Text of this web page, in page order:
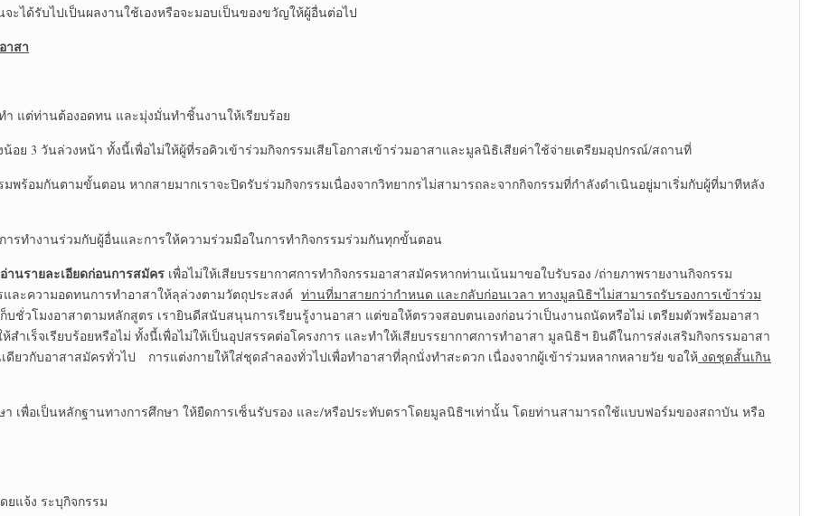
บไปเป็นผลงานใช้เองหรือจะมอบเป็นของขวัญให้ผู้อื่นต่อไป
าสา
แต่ท่านต้องอดทน และมุ่งมั่นทำชิ้นงานให้เรียบร้อย
อย 3 วันล่วงหน้า ทั้งนี้เพื่อไม่ให้ผู้ที่รอคิวเข้าร่วมกิจกรรมเสียโอกาสเข้าร่วมอาสาและมูลนิธิเสียค่าใช้จ่ายเตรียมอุปกรณ์/สถานที่
มพร้อมกันตามขั้นตอน หากสายมากเราจะปิดรับร่วมกิจกรรมเนื่องจากวิทยากรไม่สามารถละจากกิจกรรมที่กำลังดำเนินอยู่มาเริ่มกับผู้ที่มาทีหลัง
ารทำงานร่วมกับผู้อื่นและการให้ความร่วมมือในการทำกิจกรรมร่วมกันทุกขั้นตอน
านรายละเอียดก่อนการสมัคร เพื่อไม่ให้เสียบรรยากาศการทำกิจกรรมอาสาสมัครหากท่านเน้นมาขอใบรับรอง /ถ่ายภาพรายงานกิจกรรม
และความอดทนการทำอาสาให้ลุล่วงตามวัตถุประสงค์ ท่านที่มาสายกว่ากำหนด และกลับก่อนเวลา ทางมูลนิธิฯไม่สามารถรับรองการเข้าร่วม
บชั่วโมงอาสาตามหลักสูตร เรายินดีสนับสนุนการเรียนรู้งานอาสา แต่ขอให้ตรวจสอบตนเองก่อนว่าเป็นงานถนัดหรือไม่ เตรียมตัวพร้อมอาสา
ำเร็จเรียบร้อยหรือไม่ ทั้งนี้เพื่อไม่ให้เป็นอุปสรรคต่อโครงการ และทำให้เสียบรรยากาศการทำอาสา มูลนิธิฯ ยินดีในการส่งเสริมกิจกรรมอาสา
ยวกับอาสาสมัครทั่วไป การแต่งกายให้ใส่ชุดลำลองทั่วไปเพื่อทำอาสาที่ลุกนั่งทำสะดวก เนื่องจากผู้เข้าร่วมหลากหลายวัย ขอให้ งดชุดสั้นเกิน
า เพื่อเป็นหลักฐานทางการศึกษา ให้ยืดการเซ็นรับรอง และ/หรือประทับตราโดยมูลนิธิฯเท่านั้น โดยท่านสามารถใช้แบบฟอร์มของสถาบัน หรือ
ยแจ้ง ระบุกิจกรรม